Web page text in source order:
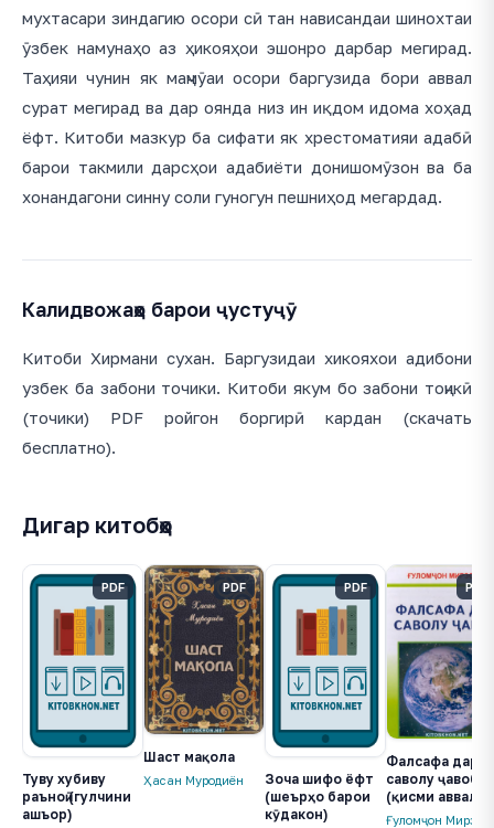
мухтасари зиндагию осори сӣ тан нависандаи шинохтаи
ӯзбек намунаҳо аз ҳикояҳои эшонро дарбар мегирад.
Таҳияи чунин як маҷмӯаи осори баргузида бори аввал
сурат мегирад ва дар оянда низ ин иқдом идома хоҳад
ёфт. Китоби мазкур ба сифати як хрестоматияи адабӣ
барои такмили дарсҳои адабиёти донишомӯзон ва ба
хонандагони синну соли гуногун пешниҳод мегардад.
Калидвожаҳо барои ҷустуҷӯ
Китоби Хирмани сухан. Баргузидаи хикояхои адибони
узбек ба забони точики. Китоби якум бо забони тоҷикӣ
(точики) PDF ройгон боргирӣ кардан (скачать
бесплатно).
Дигар китобҳо
PDF
Туву хубиву
раъноӣ (гулчини
ашъор)
PDF
Шаст мақола
Ҳасан Муродиён
PDF
Зоча шифо ёфт
(шеърҳо барои
кӯдакон)
PDF
Фалсафа дар
саволу ҷавоб
(қисми аввал)
Ғуломҷон Мирзоев